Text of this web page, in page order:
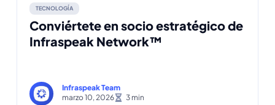
TECNOLOGÍA
Conviértete en socio estratégico de
Infraspeak Network™
Infraspeak Team
marzo 10, 2026